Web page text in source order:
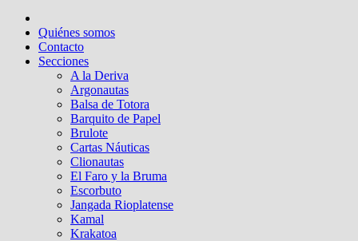
Quiénes somos
Contacto
Secciones
A la Deriva
Argonautas
Balsa de Totora
Barquito de Papel
Brulote
Cartas Náuticas
Clionautas
El Faro y la Bruma
Escorbuto
Jangada Rioplatense
Kamal
Krakatoa